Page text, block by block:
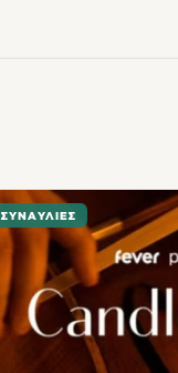
ΣΥΝΑΥΛΊΕΣ